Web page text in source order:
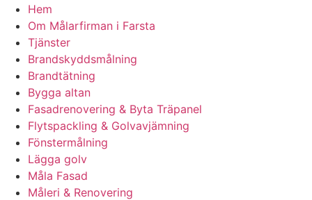
Hem
Om Målarfirman i Farsta
Tjänster
Brandskyddsmålning
Brandtätning
Bygga altan
Fasadrenovering & Byta Träpanel
Flytspackling & Golvavjämning
Fönstermålning
Lägga golv
Måla Fasad
Måleri & Renovering